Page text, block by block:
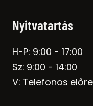
Nyitvatartás
H-P: 9:00 - 17:00
Sz: 9:00 - 14:00
V: Telefonos